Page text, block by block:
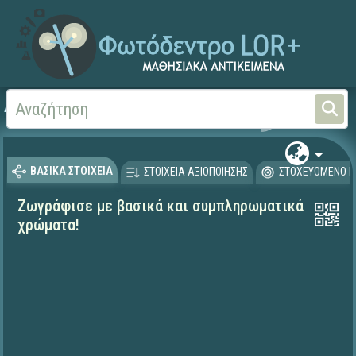
Αρχική
ΒΑΣΙΚΑ ΣΤΟΙΧΕΙΑ ΣΤΟΙΧΕΙΑ ΑΞΙΟΠΟΙΗΣΗΣ ΣΤΟΧΕΥΟΜΕΝΟ
Ζωγράφισε με βασικά και συμπληρωματικά
χρώματα!